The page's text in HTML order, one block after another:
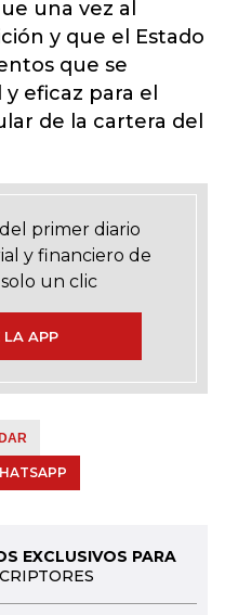
una vez al
y que el Estado
que se
eficaz para el
de la cartera del
primer diario
y financiero de
un clic
LA APP
EXCLUSIVOS PARA